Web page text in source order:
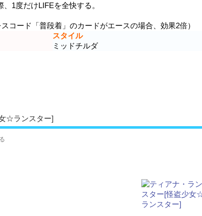
1度だけLIFEを全快する。
コード「普段着」のカードがエースの場合、効果2倍）
スタイル
ミッドチルダ
☆ランスター]